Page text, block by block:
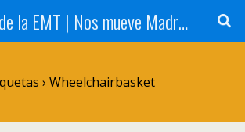
El blog de la EMT | Nos mueve Madrid
› Wheelchairbasket